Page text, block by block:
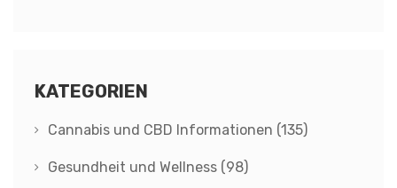
KATEGORIEN
Cannabis und CBD Informationen (135)
Gesundheit und Wellness (98)